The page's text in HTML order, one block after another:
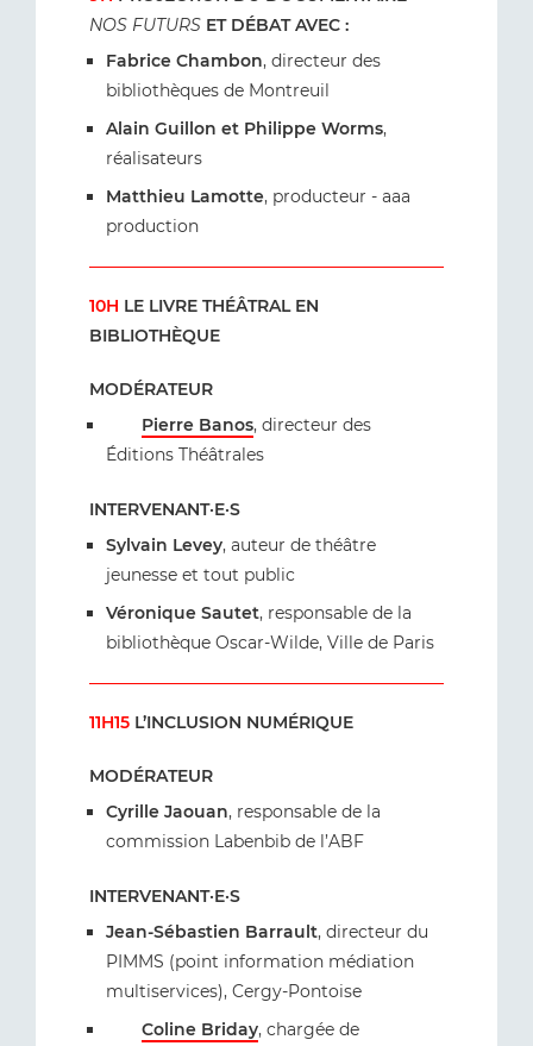
NOS FUTURS ET DÉBAT AVEC :
Fabrice Chambon, directeur des
bibliothèques de Montreuil
Alain Guillon et Philippe Worms,
réalisateurs
Matthieu Lamotte, producteur - aaa
production
10H LE LIVRE THÉÂTRAL EN
BIBLIOTHÈQUE
MODÉRATEUR
Pierre Banos, directeur des
Éditions Théâtrales
INTERVENANT·E·S
Sylvain Levey, auteur de théâtre
jeunesse et tout public
Véronique Sautet, responsable de la
bibliothèque Oscar-Wilde, Ville de Paris
11H15 L’INCLUSION NUMÉRIQUE
MODÉRATEUR
Cyrille Jaouan, responsable de la
commission Labenbib de l’ABF
INTERVENANT·E·S
Jean-Sébastien Barrault, directeur du
PIMMS (point information médiation
multiservices), Cergy-Pontoise
Coline Briday, chargée de